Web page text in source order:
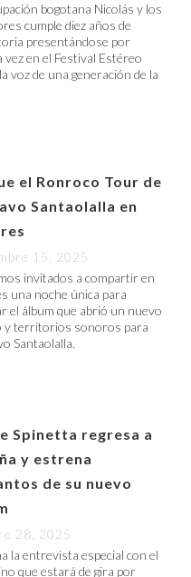
bogotana Nicolás y los
cumple diez años de
presentándose por
vez en el Festival Estéreo
voz de una generación de la
el Ronroco Tour de
Santaolalla en
15, 2025
invitados a compartir en
una noche única para
el álbum que abrió un nuevo
y territorios sonoros para
Santaolalla.
Spinetta regresa a
y estrena
de su nuevo
28, 2025
la entrevista especial con el
que estará de gira por